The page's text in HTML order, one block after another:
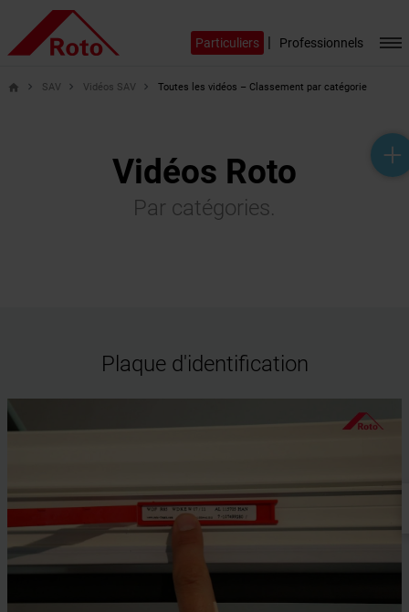
Particuliers | Professionnels
help_outline
headset_mic
mail_outline
home SAV Vidéos SAV Toutes les vidéos – Classement par catégorie
Vidéos Roto
Par catégories.
Plaque d'identification